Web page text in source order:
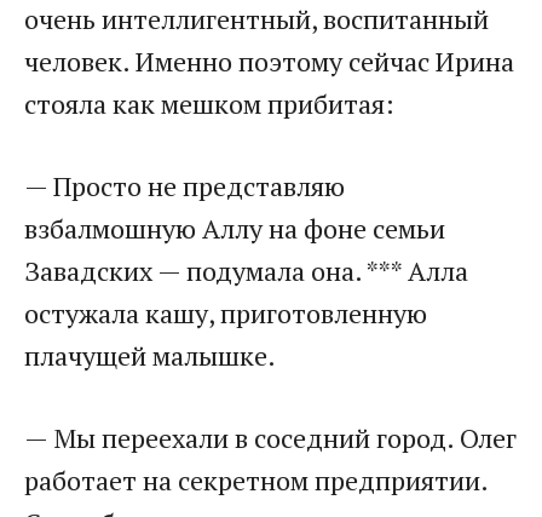
очень интеллигентный, воспитанный
человек. Именно поэтому сейчас Ирина
стояла как мешком прибитая:
— Просто не представляю
взбалмошную Аллу на фоне семьи
Завадских — подумала она. *** Алла
остужала кашу, приготовленную
плачущей малышке.
— Мы переехали в соседний город. Олег
работает на секретном предприятии.